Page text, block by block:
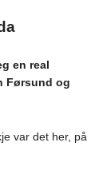
en real
Førsund og
var det her, på